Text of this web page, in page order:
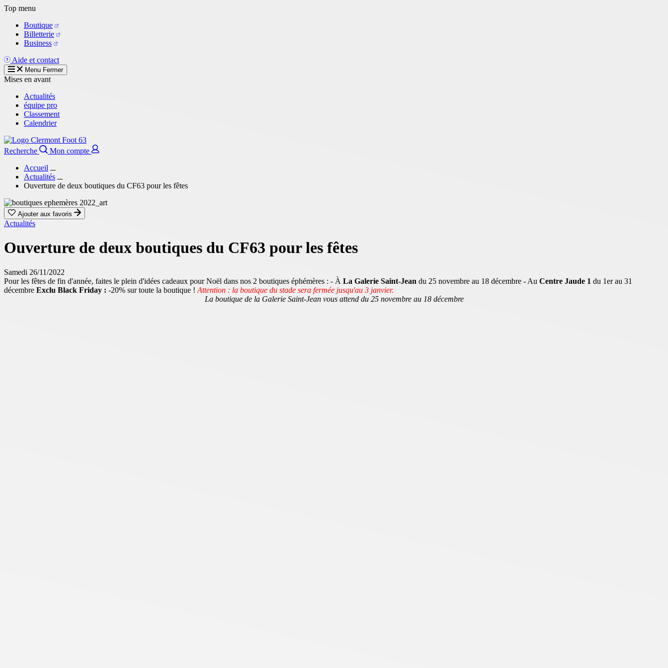
Aller
contenu
principal
Top menu
Boutique
Billetterie
Business
Aide et contact
Menu Fermer
Mises en avant
Actualités
équipe pro
Classement
Calendrier
Recherche
Mon compte
Accueil
Actualités
Ouverture de deux boutiques du CF63 pour les fêtes
Ajouter aux favoris
Actualités
Ouverture de deux boutiques du CF63 pour les fêtes
Samedi 26/11/2022
Pour les fêtes de fin d'année, faites le plein d'idées cadeaux pour Noël dans nos 2 boutiques éphémères : ️- À La Galerie Saint-Jean du 25 novembre au 18 décembre - Au Centre Jaude 1 du 1er au 31
décembre Exclu Black Friday : -20% sur toute la boutique ! Attention : la boutique du stade sera fermée jusqu'au 3 janvier.
La boutique de la Galerie Saint-Jean vous attend du 25 novembre au 18 décembre